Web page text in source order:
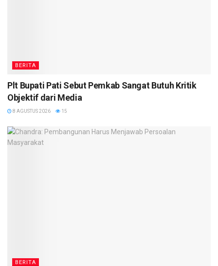
BERITA
Plt Bupati Pati Sebut Pemkab Sangat Butuh Kritik
Objektif dari Media
8 AGUSTUS 2026 15
BERITA